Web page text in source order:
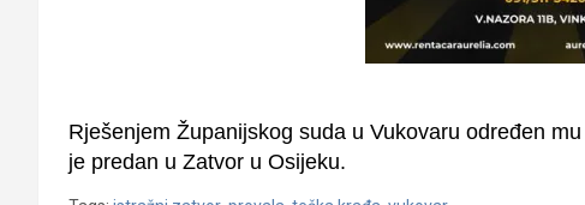
Rješenjem Županijskog suda u Vukovaru određen
je predan u Zatvor u Osijeku.